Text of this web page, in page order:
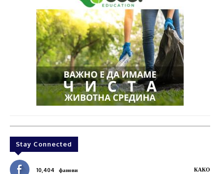
Stay Connected
10,404 фанови КАКО